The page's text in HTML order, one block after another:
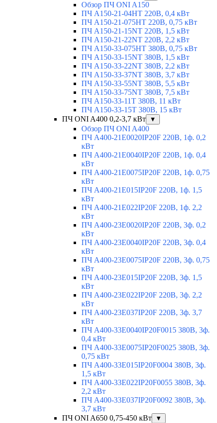
Обзор ПЧ ONI A150
ПЧ A150-21-04HT 220В, 0,4 кВт
ПЧ A150-21-075HT 220В, 0,75 кВт
ПЧ A150-21-15NT 220В, 1,5 кВт
ПЧ A150-21-22NT 220В, 2,2 кВт
ПЧ A150-33-075HT 380В, 0,75 кВт
ПЧ A150-33-15NT 380В, 1,5 кВт
ПЧ A150-33-22NT 380В, 2,2 кВт
ПЧ A150-33-37NT 380В, 3,7 кВт
ПЧ A150-33-55NT 380В, 5,5 кВт
ПЧ A150-33-75NT 380В, 7,5 кВт
ПЧ A150-33-11T 380В, 11 кВт
ПЧ A150-33-15T 380В, 15 кВт
ПЧ ONI A400 0,2-3,7 кВт
▼
Обзор ПЧ ONI A400
ПЧ A400-21E0020IP20F 220В, 1ф. 0,2
кВт
ПЧ A400-21E0040IP20F 220В, 1ф. 0,4
кВт
ПЧ A400-21E0075IP20F 220В, 1ф. 0,75
кВт
ПЧ A400-21E015IP20F 220В, 1ф. 1,5
кВт
ПЧ A400-21E022IP20F 220В, 1ф. 2,2
кВт
ПЧ A400-23E0020IP20F 220В, 3ф. 0,2
кВт
ПЧ A400-23E0040IP20F 220В, 3ф. 0,4
кВт
ПЧ A400-23E0075IP20F 220В, 3ф. 0,75
кВт
ПЧ A400-23E015IP20F 220В, 3ф. 1,5
кВт
ПЧ A400-23E022IP20F 220В, 3ф. 2,2
кВт
ПЧ A400-23E037IP20F 220В, 3ф. 3,7
кВт
ПЧ A400-33E0040IP20F0015 380В, 3ф.
0,4 кВт
ПЧ A400-33E0075IP20F0025 380В, 3ф.
0,75 кВт
ПЧ A400-33E015IP20F0004 380В, 3ф.
1,5 кВт
ПЧ A400-33E022IP20F0055 380В, 3ф.
2,2 кВт
ПЧ A400-33E037IP20F0092 380В, 3ф.
3,7 кВт
ПЧ ONI A650 0,75-450 кВт
▼